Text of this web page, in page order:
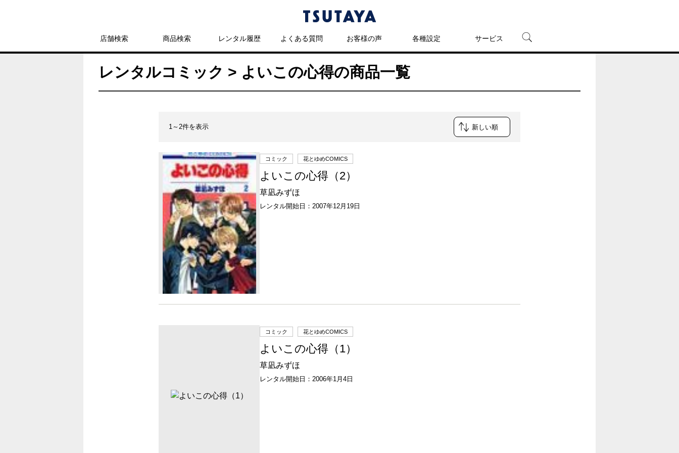
店舗検索 商品検索 レンタル履歴 よくある質問 お客様の声 各種設定 サービス
レンタルコミック > よいこの心得の商品一覧
1～2件を表示
コミック 花とゆめCOMICS
よいこの心得（2）
草凪みずほ
レンタル開始日：2007年12月19日
コミック 花とゆめCOMICS
よいこの心得（1）
草凪みずほ
レンタル開始日：2006年1月4日